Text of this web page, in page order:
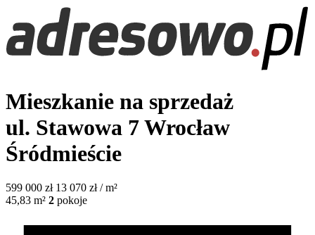
Mieszkanie na sprzedaż
ul. Stawowa 7Wrocław
Śródmieście
599 000 zł 13 070 zł / m²
45,83 m² 2 pokoje